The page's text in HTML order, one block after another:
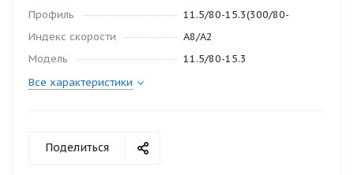
Профиль
11.5/80-15.3(300/80-
Индекс скорости
A8/A2
Модель
11.5/80-15.3
Все характеристики
Поделиться